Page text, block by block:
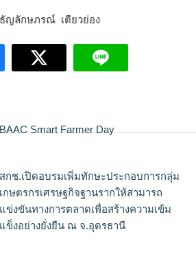
ญลักษภรณ์ เตียวย่อง
BAAC Smart Farmer Day
สกช.เปิดอบรมเพิ่มทักษะประกอบการกลุ่ม
เกษตรกรเศรษฐกิจฐานรากให้สามารถ
แข่งขันทางการตลาดเพื่อสร้างความเข้ม
แข็งอย่างยั่งยืน ณ จ.อุดรธานี